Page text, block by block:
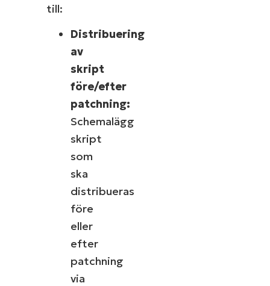
till:
Distribuering
av
skript
före/efter
patchning:
Schemalägg
skript
som
ska
distribueras
före
eller
efter
patchning
via